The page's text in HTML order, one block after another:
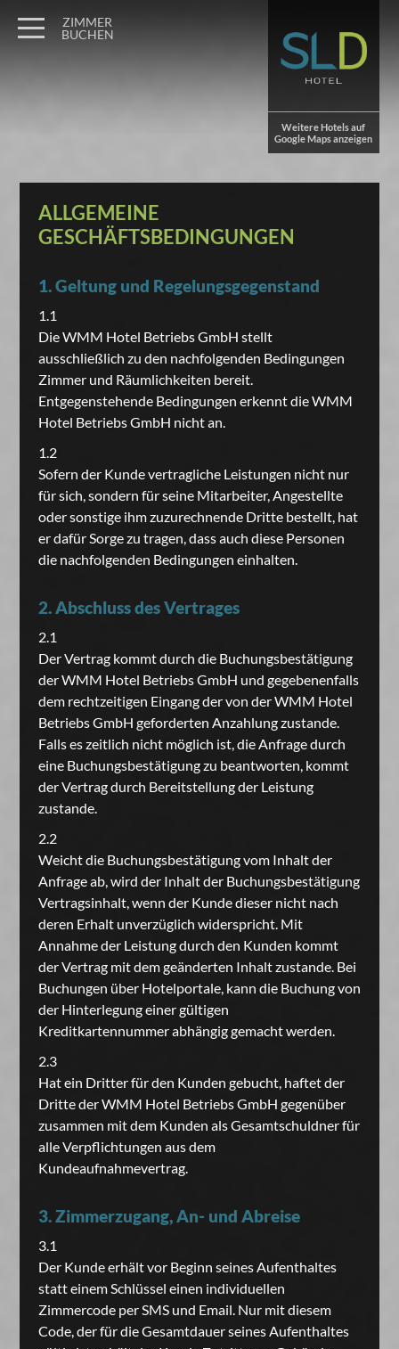
Weitere Hotels auf
Google Maps anzeigen
ZIMMER
BUCHEN
ALLGEMEINE
GESCHÄFTSBEDINGUNGEN
1. Geltung und Regelungsgegenstand
1.1
Die WMM Hotel Betriebs GmbH stellt
ausschließlich zu den nachfolgenden Bedingungen
Zimmer und Räumlichkeiten bereit.
Entgegenstehende Bedingungen erkennt die WMM
Hotel Betriebs GmbH nicht an.
1.2
Sofern der Kunde vertragliche Leistungen nicht nur
für sich, sondern für seine Mitarbeiter, Angestellte
oder sonstige ihm zuzurechnende Dritte bestellt, hat
er dafür Sorge zu tragen, dass auch diese Personen
die nachfolgenden Bedingungen einhalten.
2. Abschluss des Vertrages
2.1
Der Vertrag kommt durch die Buchungsbestätigung
der WMM Hotel Betriebs GmbH und gegebenenfalls
dem rechtzeitigen Eingang der von der WMM Hotel
Betriebs GmbH geforderten Anzahlung zustande.
Falls es zeitlich nicht möglich ist, die Anfrage durch
eine Buchungsbestätigung zu beantworten, kommt
der Vertrag durch Bereitstellung der Leistung
zustande.
2.2
Weicht die Buchungsbestätigung vom Inhalt der
Anfrage ab, wird der Inhalt der Buchungsbestätigung
Vertragsinhalt, wenn der Kunde dieser nicht nach
deren Erhalt unverzüglich widerspricht. Mit
Annahme der Leistung durch den Kunden kommt
der Vertrag mit dem geänderten Inhalt zustande. Bei
Buchungen über Hotelportale, kann die Buchung von
der Hinterlegung einer gültigen
Kreditkartennummer abhängig gemacht werden.
2.3
Hat ein Dritter für den Kunden gebucht, haftet der
Dritte der WMM Hotel Betriebs GmbH gegenüber
zusammen mit dem Kunden als Gesamtschuldner für
alle Verpflichtungen aus dem
Kundeaufnahmevertrag.
3. Zimmerzugang, An- und Abreise
3.1
Der Kunde erhält vor Beginn seines Aufenthaltes
statt einem Schlüssel einen individuellen
Zimmercode per SMS und Email. Nur mit diesem
Code, der für die Gesamtdauer seines Aufenthaltes